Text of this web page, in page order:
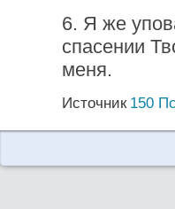
6. Я же
спасении
меня.
Источник 150